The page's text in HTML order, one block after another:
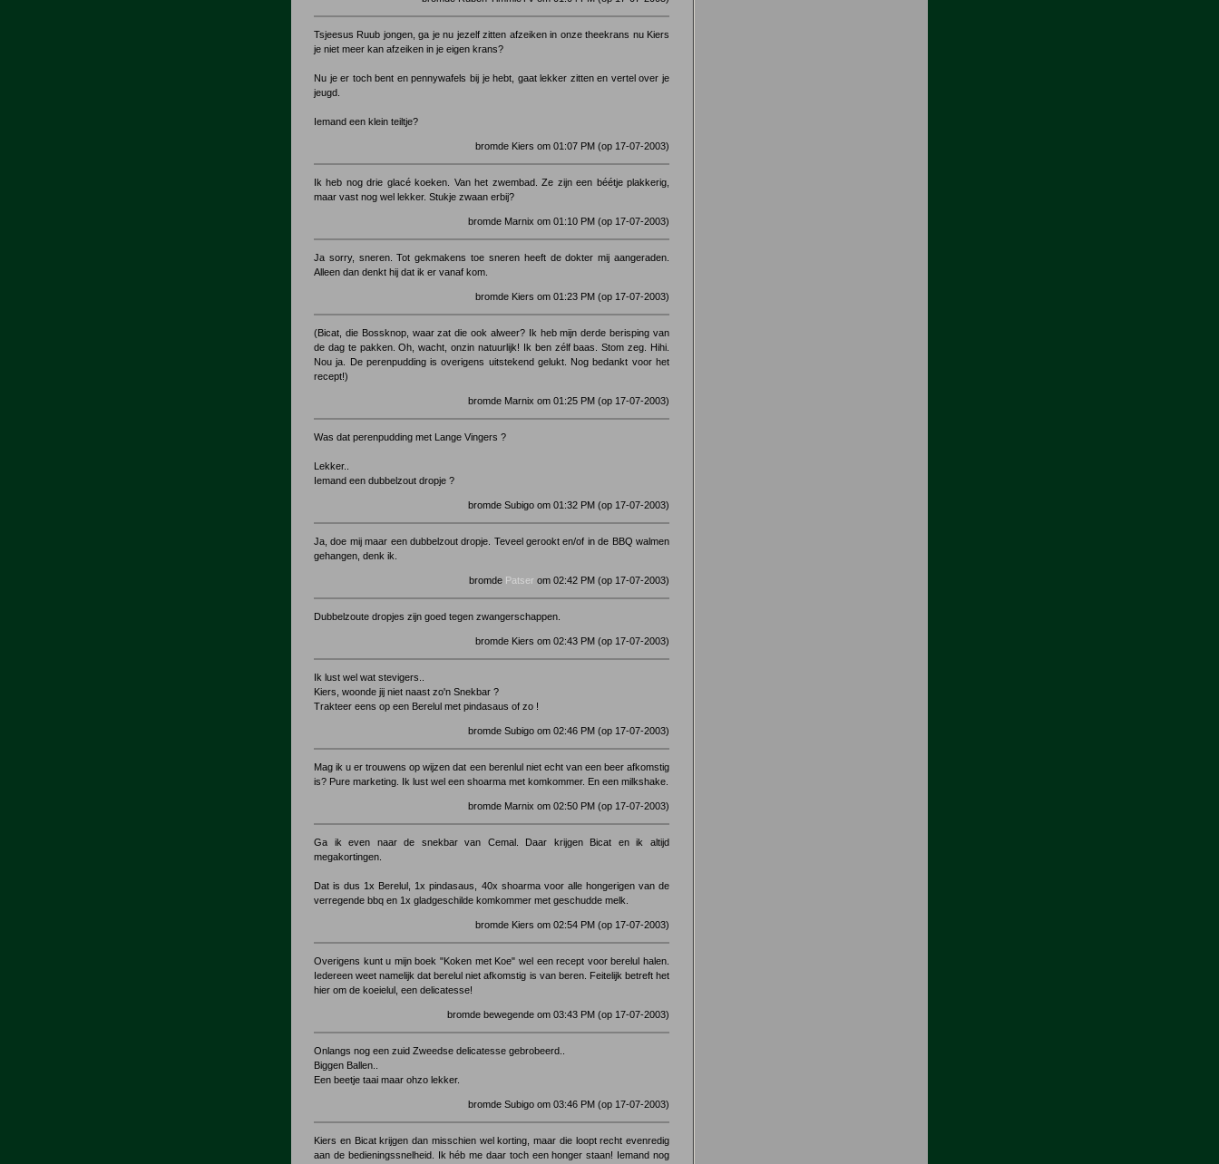
Tsjeesus Ruub jongen, ga je nu jezelf zitten afzeiken in onze theekrans nu Kiers
je niet meer kan afzeiken in je eigen krans?
Nu je er toch bent en pennywafels bij je hebt, gaat lekker zitten en vertel over je
jeugd.
Iemand een klein teiltje?
bromde Kiers om 01:07 PM (op 17-07-2003)
Ik heb nog drie glacé koeken. Van het zwembad. Ze zijn een béétje plakkerig,
maar vast nog wel lekker. Stukje zwaan erbij?
bromde Marnix om 01:10 PM (op 17-07-2003)
Ja sorry, sneren. Tot gekmakens toe sneren heeft de dokter mij aangeraden.
Alleen dan denkt hij dat ik er vanaf kom.
bromde Kiers om 01:23 PM (op 17-07-2003)
(Bicat, die Bossknop, waar zat die ook alweer? Ik heb mijn derde berisping van
de dag te pakken. Oh, wacht, onzin natuurlijk! Ik ben zélf baas. Stom zeg. Hihi.
Nou ja. De perenpudding is overigens uitstekend gelukt. Nog bedankt voor het
recept!)
bromde Marnix om 01:25 PM (op 17-07-2003)
Was dat perenpudding met Lange Vingers ?
Lekker..
Iemand een dubbelzout dropje ?
bromde Subigo om 01:32 PM (op 17-07-2003)
Ja, doe mij maar een dubbelzout dropje. Teveel gerookt en/of in de BBQ walmen
gehangen, denk ik.
bromde Patser om 02:42 PM (op 17-07-2003)
Dubbelzoute dropjes zijn goed tegen zwangerschappen.
bromde Kiers om 02:43 PM (op 17-07-2003)
Ik lust wel wat stevigers..
Kiers, woonde jij niet naast zo'n Snekbar ?
Trakteer eens op een Berelul met pindasaus of zo !
bromde Subigo om 02:46 PM (op 17-07-2003)
Mag ik u er trouwens op wijzen dat een berenlul niet echt van een beer afkomstig
is? Pure marketing. Ik lust wel een shoarma met komkommer. En een milkshake.
bromde Marnix om 02:50 PM (op 17-07-2003)
Ga ik even naar de snekbar van Cemal. Daar krijgen Bicat en ik altijd
megakortingen.
Dat is dus 1x Berelul, 1x pindasaus, 40x shoarma voor alle hongerigen van de
verregende bbq en 1x gladgeschilde komkommer met geschudde melk.
bromde Kiers om 02:54 PM (op 17-07-2003)
Overigens kunt u mijn boek "Koken met Koe" wel een recept voor berelul halen.
Iedereen weet namelijk dat berelul niet afkomstig is van beren. Feitelijk betreft het
hier om de koeielul, een delicatesse!
bromde bewegende om 03:43 PM (op 17-07-2003)
Onlangs nog een zuid Zweedse delicatesse gebrobeerd..
Biggen Ballen..
Een beetje taai maar ohzo lekker.
bromde Subigo om 03:46 PM (op 17-07-2003)
Kiers en Bicat krijgen dan misschien wel korting, maar die loopt recht evenredig
aan de bedieningssnelheid. Ik héb me daar toch een honger staan! Iemand nog